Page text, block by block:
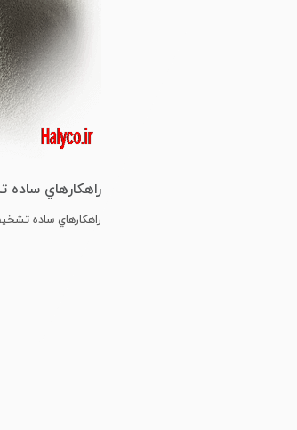
راﻫﻜﺎرﻫﺎي
ﻣﻴﻜﺮوﻧﻴﺰه
راﻫﻜﺎرﻫﺎي ﺳﺎده